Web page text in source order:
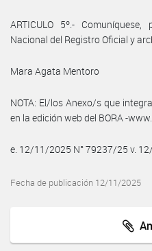
ARTICULO 5º.-
Nacional del Registro Oficial y
Mara Agata Mentoro
NOTA: El/los Anexo/s que
en la edición web del BORA -
e. 12/11/2025 N° 79237/25 v.
Fecha de publicación 12/11/2025